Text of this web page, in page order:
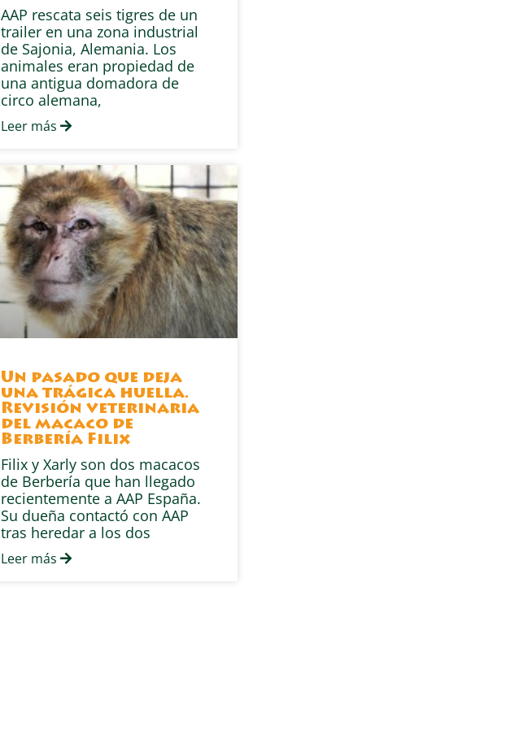
AAP rescata seis tigres de un
trailer en una zona industrial
de Sajonia, Alemania. Los
animales eran propiedad de
una antigua domadora de
circo alemana,
Leer más
Un pasado que deja
una trágica huella.
Revisión veterinaria
del macaco de
Berbería Filix
Filix y Xarly son dos macacos
de Berbería que han llegado
recientemente a AAP España.
Su dueña contactó con AAP
tras heredar a los dos
Leer más